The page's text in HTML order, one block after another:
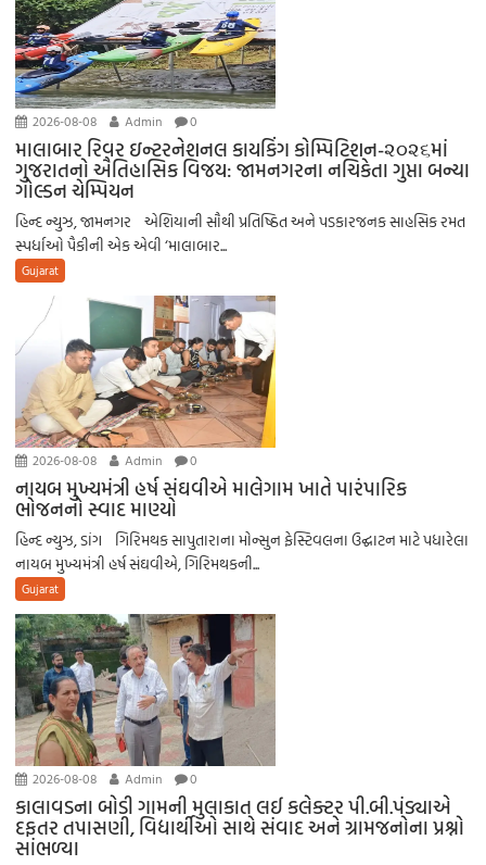
2026-08-08 Admin 0
માલાબાર રિવર ઇન્ટરનેશનલ કાયકિંગ કોમ્પિટિશન-૨૦૨૬માં
ગુજરાતનો ઐતિહાસિક વિજય: જામનગરના નચિકેતા ગુપ્તા બન્યા
ગોલ્ડન ચેમ્પિયન
હિન્દ ન્યુઝ, જામનગર એશિયાની સૌથી પ્રતિષ્ઠિત અને પડકારજનક સાહસિક રમત
સ્પર્ધાઓ પૈકીની એક એવી ‘માલાબાર...
Gujarat
2026-08-08 Admin 0
નાયબ મુખ્યમંત્રી હર્ષ સંઘવીએ માલેગામ ખાતે પારંપારિક
ભોજનનો સ્વાદ માણ્યો
હિન્દ ન્યુઝ, ડાંગ ગિરિમથક સાપુતારાના મોન્સુન ફેસ્ટિવલના ઉદ્ઘાટન માટે પધારેલા
નાયબ મુખ્યમંત્રી હર્ષ સંઘવીએ, ગિરિમથકની...
Gujarat
2026-08-08 Admin 0
કાલાવડના બોડી ગામની મુલાકાત લઈ કલેક્ટર પી.બી.પંડ્યાએ
દફતર તપાસણી, વિદ્યાર્થીઓ સાથે સંવાદ અને ગ્રામજનોના પ્રશ્નો
સાંભળ્યા